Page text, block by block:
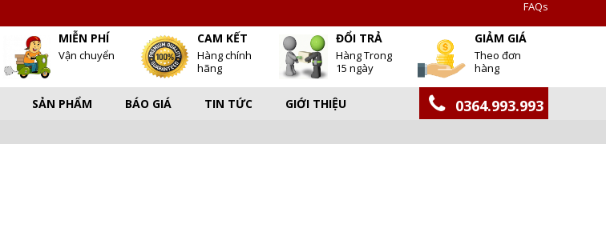
FAQs
MIỄN PHÍ
Vận chuyển
CAM KẾT
Hàng chính
hãng
ĐỔI TRẢ
Hàng Trong
15 ngày
GIẢM GIÁ
Theo đơn
hàng
SẢN PHẨM BÁO GIÁ TIN TỨC GIỚI THIỆU 0364.993.993